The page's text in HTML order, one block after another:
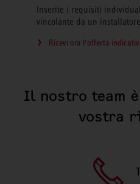
Inserite i requisiti
vincolante da un
Ricevi ora l‘offerta
Il nostro team
vostra